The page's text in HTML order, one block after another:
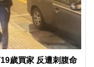
歲買家 反遭刺腹命